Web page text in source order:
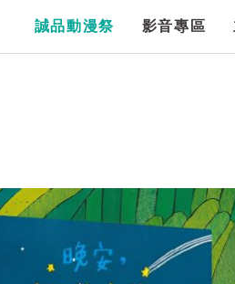
誠品動漫祭 影音專區